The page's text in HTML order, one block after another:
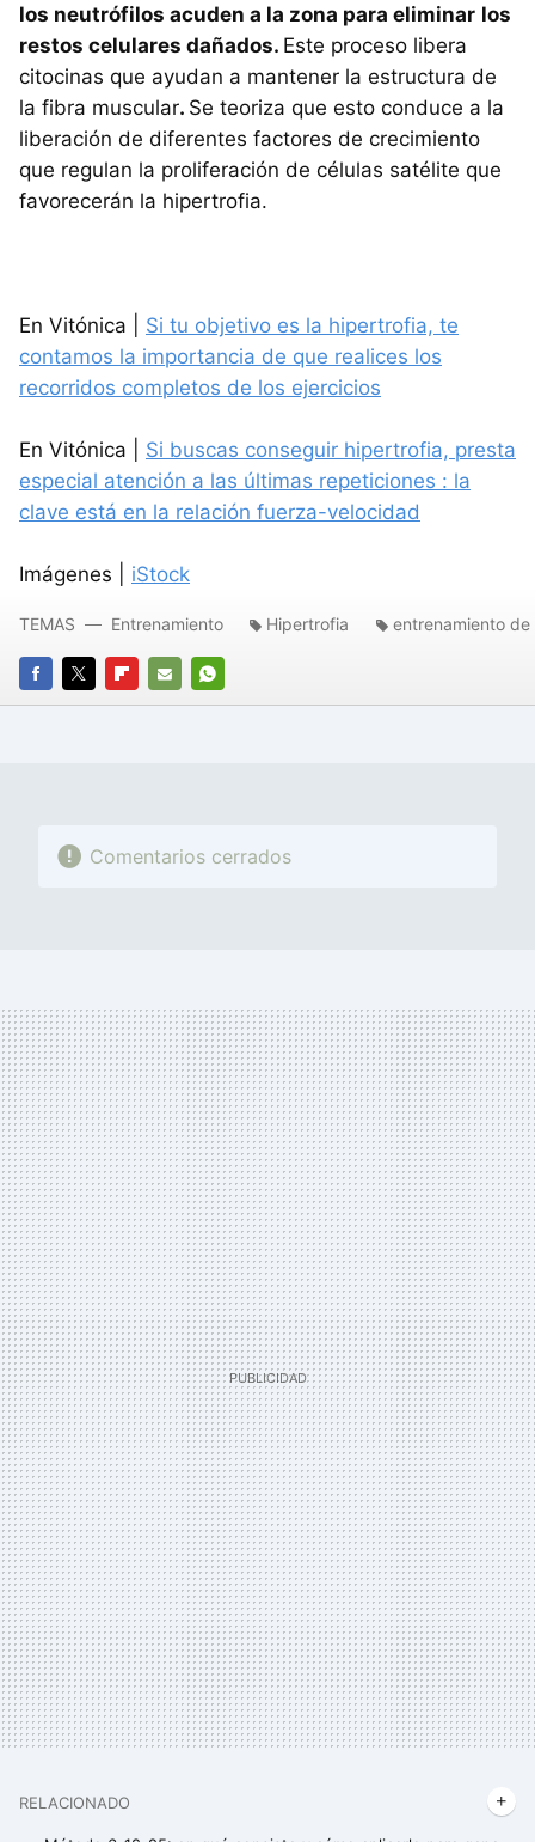
los neutrófilos acuden a la zona para eliminar los
restos celulares dañados. Este proceso libera
citocinas que ayudan a mantener la estructura de
la fibra muscular. Se teoriza que esto conduce a la
liberación de diferentes factores de crecimiento
que regulan la proliferación de células satélite que
favorecerán la hipertrofia.
En Vitónica | Si tu objetivo es la hipertrofia, te
contamos la importancia de que realices los
recorridos completos de los ejercicios
En Vitónica | Si buscas conseguir hipertrofia, presta
especial atención a las últimas repeticiones : la
clave está en la relación fuerza-velocidad
Imágenes | iStock
FACEBOOK
TWITTERFLIPBOARD
E-
WHATSAPP
TEMAS Entrenamiento Hipertrofia entrenamiento
Comentarios cerrados
RELACIONADO